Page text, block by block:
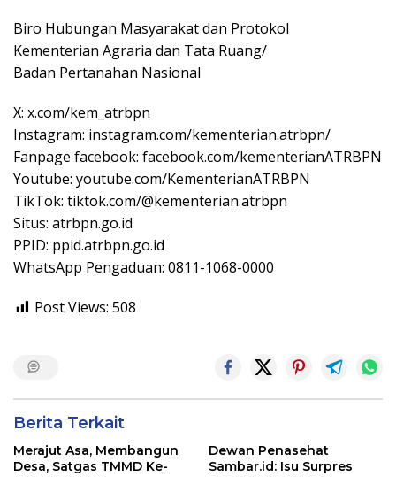
Biro Hubungan Masyarakat dan Protokol
Kementerian Agraria dan Tata Ruang/
Badan Pertanahan Nasional
X: x.com/kem_atrbpn
Instagram: instagram.com/kementerian.atrbpn/
Fanpage facebook: facebook.com/kementerianATRBPN
Youtube: youtube.com/KementerianATRBPN
TikTok: tiktok.com/@kementerian.atrbpn
Situs: atrbpn.go.id
PPID: ppid.atrbpn.go.id
WhatsApp Pengaduan: 0811-1068-0000
Post Views: 508
Berita Terkait
Merajut Asa, Membangun
Desa, Satgas TMMD Ke-
Dewan Penasehat
Sambar.id: Isu Surpres